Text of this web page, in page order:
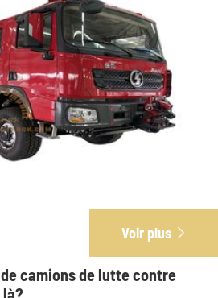
Voir plus 
camions de lutte contre